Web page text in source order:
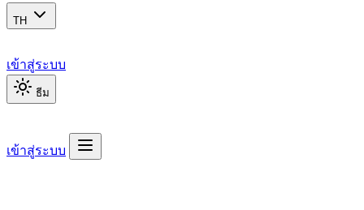
TH
เข้าสู่ระบบ
ธีม
เข้าสู่ระบบ